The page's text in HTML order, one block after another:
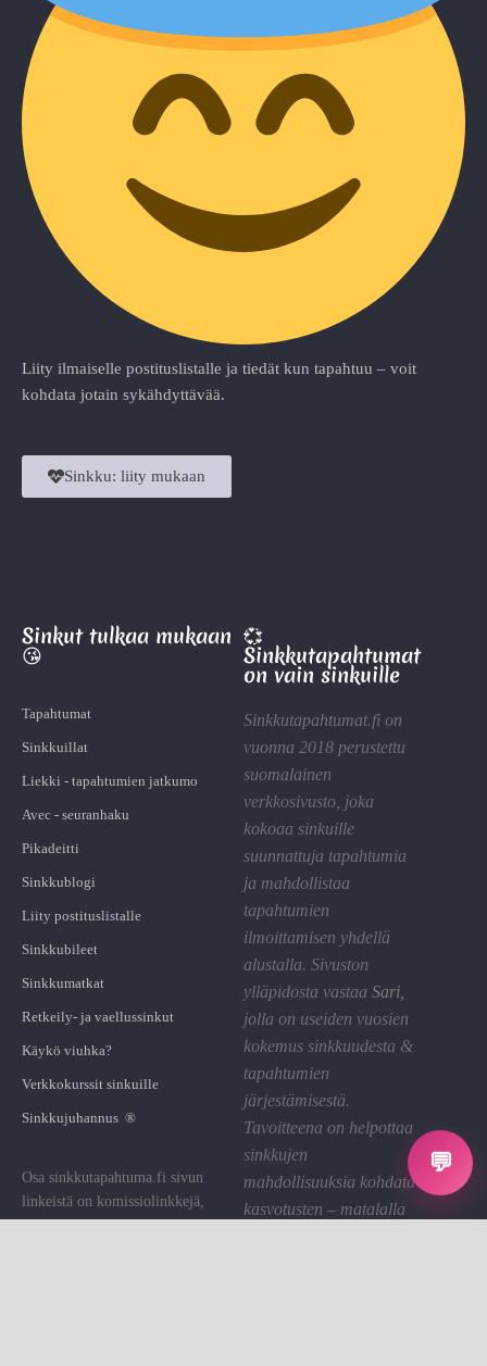
💬
Liity ilmaiselle postituslistalle ja tiedät kun tapahtuu – voit
kohdata jotain sykähdyttävää.
Sinkku: liity mukaan
Sinkut tulkaa mukaan
😘
Tapahtumat
Sinkkuillat
Liekki - tapahtumien jatkumo
Avec - seuranhaku
Pikadeitti
Sinkkublogi
Liity postituslistalle
Sinkkubileet
Sinkkumatkat
Retkeily- ja vaellussinkut
Käykö viuhka?
Verkkokurssit sinkuille
Sinkkujuhannus ®
Osa sinkkutapahtuma.fi sivun
linkeistä on komissiolinkkejä,
joiden kautta St saa pienen
💞
Sinkkutapahtumat
on vain sinkuille
Sinkkutapahtumat.fi on
vuonna 2018 perustettu
suomalainen
verkkosivusto, joka
kokoaa sinkuille
suunnattuja tapahtumia
ja mahdollistaa
tapahtumien
ilmoittamisen yhdellä
alustalla. Sivuston
ylläpidosta vastaa Sari
jolla on useiden vuosien
kokemus sinkkuudesta &
tapahtumien
järjestämisestä.
Tavoitteena on helpottaa
sinkkujen
mahdollisuuksia kohdata
kasvotusten – matalalla